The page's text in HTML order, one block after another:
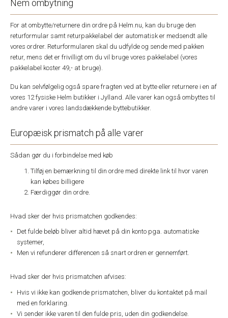
Nem ombytning
For at ombytte/returnere din ordre på Helm.nu, kan du bruge den
returformular samt returpakkelabel der automatisk er medsendt alle
vores ordrer. Returformularen skal du udfylde og sende med pakken
retur, mens det er frivilligt om du vil bruge vores pakkelabel (vores
pakkelabel koster 49,- at bruge).
Du kan selvfølgelig også spare fragten ved at bytte eller returnere i en af
vores 12 fysiske Helm butikker i Jylland. Alle varer kan også ombyttes til
andre varer i vores landsdækkende byttebutikker.
Europæisk prismatch på alle varer
Sådan gør du i forbindelse med køb
Tilføj en bemærkning til din ordre med direkte link til hvor varen
kan købes billigere
Færdiggør din ordre.
Hvad sker der hvis prismatchen godkendes:
Det fulde beløb bliver altid hævet på din konto pga. automatiske
systemer,
Men vi refunderer differencen så snart ordren er gennemført.
Hvad sker der hvis prismatchen afvises:
Hvis vi ikke kan godkende prismatchen, bliver du kontaktet på mail
med en forklaring.
Vi sender ikke varen til den fulde pris, uden din godkendelse.